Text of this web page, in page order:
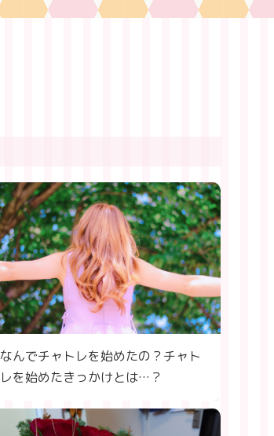
税金について
なんでチャトレを始めたの？チャト
レを始めたきっかけとは…？